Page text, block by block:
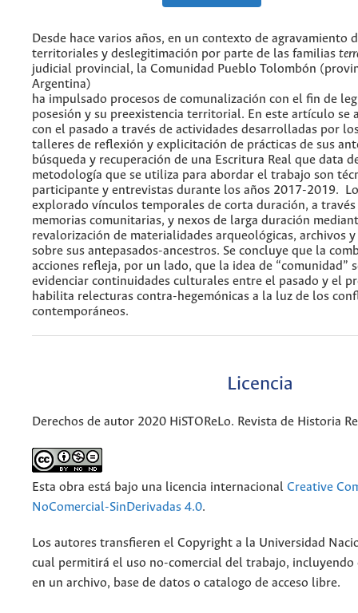
Desde hace varios años, en un contexto de agravamiento
territoriales y deslegitimación por parte de las familias
judicial provincial, la Comunidad Pueblo Tolombón
Argentina)
ha impulsado procesos de comunalización con el fin de
posesión y su preexistencia territorial. En este artículo se
con el pasado a través de actividades desarrolladas por
talleres de reflexión y explicitación de prácticas de sus
búsqueda y recuperación de una Escritura Real que data
metodología que se utiliza para abordar el trabajo son
participante y entrevistas durante los años 2017-2019.
explorado vínculos temporales de corta duración, a
memorias comunitarias, y nexos de larga duración
revalorización de materialidades arqueológicas, archivos
sobre sus antepasados-ancestros. Se concluye que la
acciones refleja, por un lado, que la idea de “comunidad”
evidenciar continuidades culturales entre el pasado y el
habilita relecturas contra-hegemónicas a la luz de los
contemporáneos.
Licencia
Derechos de autor 2020 HiSTOReLo. Revista de Historia
Esta obra está bajo una licencia internacional Creative
NoComercial-SinDerivadas 4.0.
Los autores transfieren el Copyright a la Universidad
cual permitirá el uso no-comercial del trabajo, incluyendo
en un archivo, base de datos o catalogo de acceso libre.